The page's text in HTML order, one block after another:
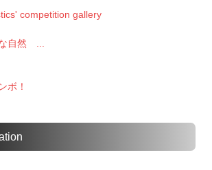
competition gallery
自然 ...
ボ！